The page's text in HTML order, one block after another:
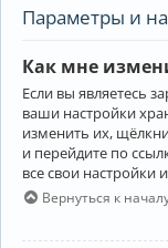
Параметры и
Как мне
Если вы являетесь
ваши настройки
изменить их,
и перейдите по
все свои настройки
Вернуться к